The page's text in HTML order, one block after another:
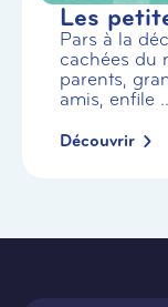
Les
Pars à la
cachées du
parents,
amis, enfile
Découvrir